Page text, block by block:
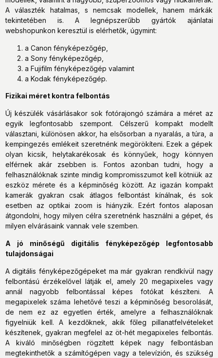
A választék hatalmas, s nemcsak modellek, hanem márkák
tekintetében is. A legnépszerűbb gyártók ajánlatai
webshopunkon keresztül is elérhetők, úgymint:
a Canon fényképezőgép,
a Sony fényképezőgép,
a Fujifilm fényképezőgép valamint
a Kodak fényképezőgép.
Fizikai méret kontra felbontás
Új készülék vásárlásakor sok fotórajongó számára a méret az
egyik legfontosabb szempont. Célszerű kompakt modellt
választani, különösen akkor, ha elsősorban a nyaralás, a túra, a
kempingezés emlékeit szeretnénk megörökíteni. Ezek a gépek
olyan kicsik, helytakarékosak és könnyűek, hogy könnyen
elférnek akár zsebben is. Fontos azonban tudni, hogy a
felhasználóknak szinte mindig kompromisszumot kell kötniük az
eszköz mérete és a képminőség között. Az igazán kompakt
kamerák gyakran csak átlagos felbontást kínálnak, és sok
esetben az optikai zoom is hiányzik. Ezért fontos alaposan
átgondolni, hogy milyen célra szeretnénk használni a gépet, és
milyen elvárásaink vannak vele szemben.
A jó minőségű digitális fényképezőgép legfontosabb
tulajdonságai
A digitális fényképezőgépeket ma már gyakran rendkívül nagy
felbontású érzékelővel látják el, amely 20 megapixeles vagy
annál nagyobb felbontással képes fotókat készíteni. A
megapixelek száma lehetővé teszi a képminőség besorolását,
de nem ez az egyetlen érték, amelyre a felhasználóknak
figyelniük kell. A kezdőknek, akik főleg pillanatfelvételeket
készítenek, gyakran megfelel az öt-hét megapixeles felbontás.
A kiváló minőségben rögzített képek nagy felbontásban
megtekinthetők a számítógépen vagy a televízión, és szükség